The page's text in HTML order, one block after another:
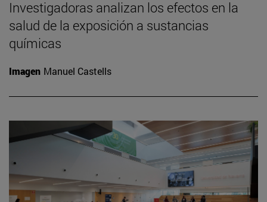
Investigadoras analizan los efectos en la
salud de la exposición a sustancias
químicas
Imagen Manuel Castells